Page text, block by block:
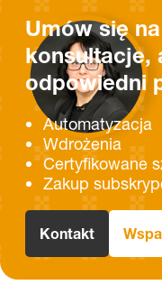
Umów się
konsultacje,
odpowiedni
Automatyzacja
Wdrożenia
Certyfikowane
Zakup
Kontakt